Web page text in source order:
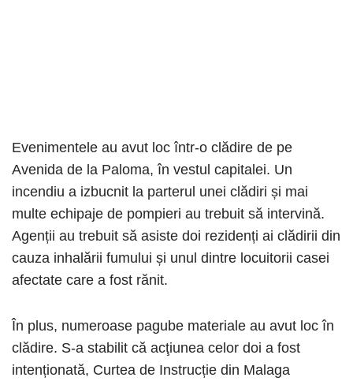
Evenimentele au avut loc într-o clădire de pe
Avenida de la Paloma, în vestul capitalei. Un
incendiu a izbucnit la parterul unei clădiri și mai
multe echipaje de pompieri au trebuit să intervină.
Agenții au trebuit să asiste doi rezidenți ai clădirii din
cauza inhalării fumului și unul dintre locuitorii casei
afectate care a fost rănit.
În plus, numeroase pagube materiale au avut loc în
clădire. S-a stabilit că acţiunea celor doi a fost
intenționată, Curtea de Instrucție din Malaga